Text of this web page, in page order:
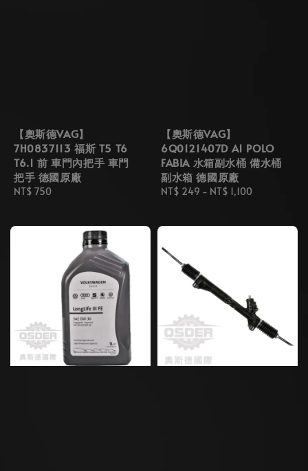
【奧斯德VAG】
7H0837113 福斯 T5 T6
T6.1 前 車門內把手 車門
把手 德國原廠
Regular
NT$ 750
【奧斯德VAG】
6Q0121407D A1 POLO
FABIA 水箱副水桶 備水桶
副水箱 德國原廠
Regular
NT$ 249 - NT$ 1,100